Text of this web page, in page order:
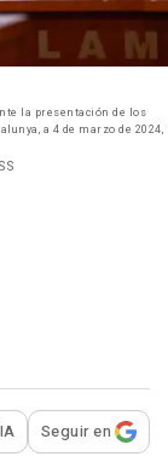
la presentación de los
a 4 de marzo de 2024,
para
IA Seguir en